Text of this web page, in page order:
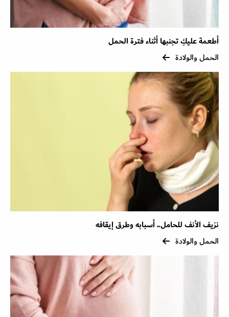
أطعمة عليكِ تجنبها أثناء فترة الحمل
الحمل والولادة
نزيف الأنف للحامل.. أسبابه وطرق إيقافه
الحمل والولادة